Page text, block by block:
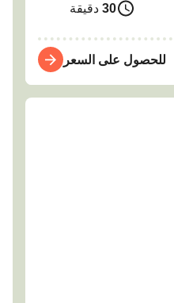
30دقيقة
للحصول على السعر